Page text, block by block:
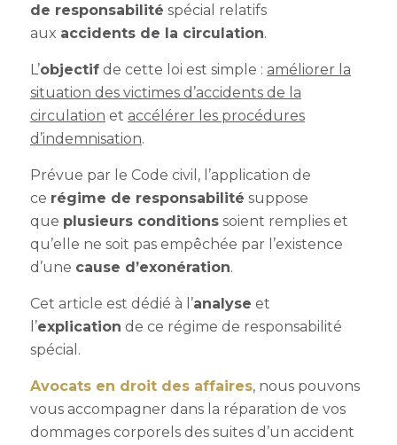
de responsabilité spécial relatifs
aux accidents de la circulation.
L’objectifde cette loi est simple : améliorer la
situation des victimes d’accidents de la
circulation et accélérer les procédures
d’indemnisation.
Prévue par le Code civil, l’application de
ce régime de responsabilité suppose
que plusieurs conditionssoient remplies et
qu’elle ne soit pas empêchée par l’existence
d’une cause d’exonération.
Cet article est dédié à l’analyse et
l’explication de ce régime de responsabilité
spécial.
Avocats en droit des affaires, nous pouvons
vous accompagner dans la réparation de vos
dommages corporels des suites d’un accident